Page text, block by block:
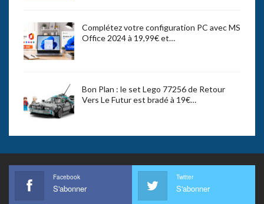
Complétez votre configuration PC avec MS
Office 2024 à 19,99€ et…
Bon Plan : le set Lego 77256 de Retour
Vers Le Futur est bradé à 19€…
Facebook
S'abonner
Twitter
S'abonner